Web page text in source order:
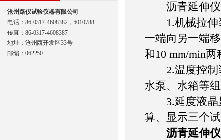
沥青延伸仪
1.机械拉伸装
一端向另一端
和10 mm/min
2.温度控制装
水泵、水箱等
3.延度液晶显
算、显示三个
沥青延伸仪
沧州路仪试验仪器有限公司
电话：86-0317-4608382，6010788
传真：86-0317-4608387
地址：沧州西开发区33号
邮编：062250